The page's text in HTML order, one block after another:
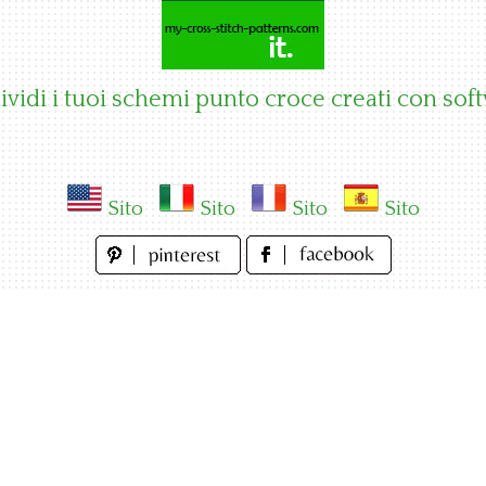
i tuoi schemi punto croce creati con
Sito Sito Sito Sito